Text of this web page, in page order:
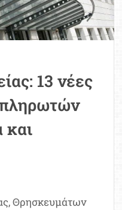
13 νέες
και
Θρησκευμάτων